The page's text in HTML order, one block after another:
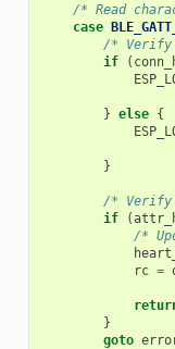
/* Read
case
/* Verify
if
(
} else {
}
/* Verify
if
(
/*
rc =
}
goto